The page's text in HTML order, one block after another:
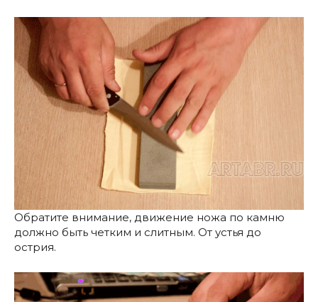
Обратите внимание, движение ножа по камню
должно быть четким и слитным. От устья до
острия.